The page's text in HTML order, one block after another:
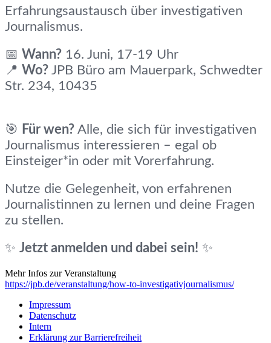
Erfahrungsaustausch über investigativen
Journalismus.
📅 Wann? 16. Juni, 17-19 Uhr
📍 Wo? JPB Büro am Mauerpark, Schwedter
Str. 234, 10435
🎯 Für wen? Alle, die sich für investigativen
Journalismus interessieren – egal ob
Einsteiger*in oder mit Vorerfahrung.
Nutze die Gelegenheit, von erfahrenen
Journalistinnen zu lernen und deine Fragen
zu stellen.
✨ Jetzt anmelden und dabei sein! ✨
Mehr Infos zur Veranstaltung
https://jpb.de/veranstaltung/how-to-investigativjournalismus/
Impressum
Datenschutz
Intern
Erklärung zur Barrierefreiheit